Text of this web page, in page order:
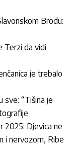
Brodu:
Terzi da vidi
je trebalo
sve: “Tišina je
2025: Djevica ne
i nervozom, Ribe